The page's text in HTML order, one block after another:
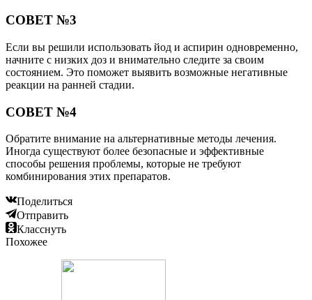
СОВЕТ №3
Если вы решили использовать йод и аспирин одновременно,
начните с низких доз и внимательно следите за своим
состоянием. Это поможет выявить возможные негативные
реакции на ранней стадии.
СОВЕТ №4
Обратите внимание на альтернативные методы лечения.
Иногда существуют более безопасные и эффективные
способы решения проблемы, которые не требуют
комбинирования этих препаратов.
Поделиться
Отправить
Класснуть
Похожее